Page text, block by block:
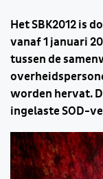
Het SBK2012 is
vanaf 1 januari
tussen de
worden hervat.
ingelaste SOD-